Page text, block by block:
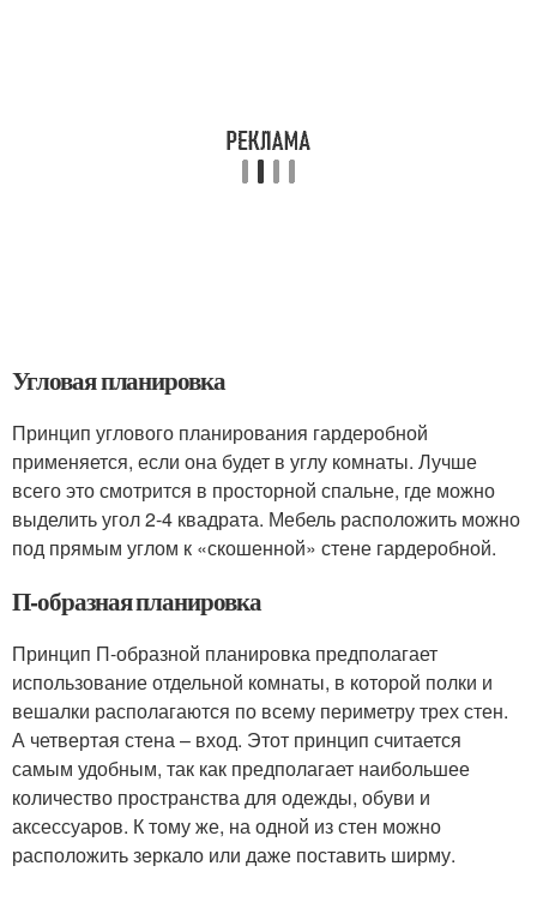
Угловая планировка
Принцип углового планирования гардеробной
применяется, если она будет в углу комнаты. Лучше
всего это смотрится в просторной спальне, где можно
выделить угол 2-4 квадрата. Мебель расположить можно
под прямым углом к «скошенной» стене гардеробной.
П-образная планировка
Принцип П-образной планировка предполагает
использование отдельной комнаты, в которой полки и
вешалки располагаются по всему периметру трех стен.
А четвертая стена – вход. Этот принцип считается
самым удобным, так как предполагает наибольшее
количество пространства для одежды, обуви и
аксессуаров. К тому же, на одной из стен можно
расположить зеркало или даже поставить ширму.